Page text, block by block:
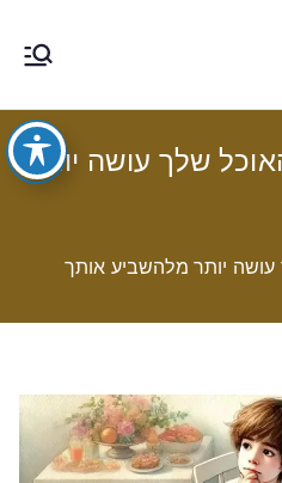
טבעית
תזונתי, צמחי מרפא, רפואה
מסורתית ותוספי תזונה
שלך עושה יותר
עושה יותר מלהשביע אותך